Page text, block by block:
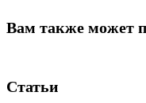
Вам также может
Статьи